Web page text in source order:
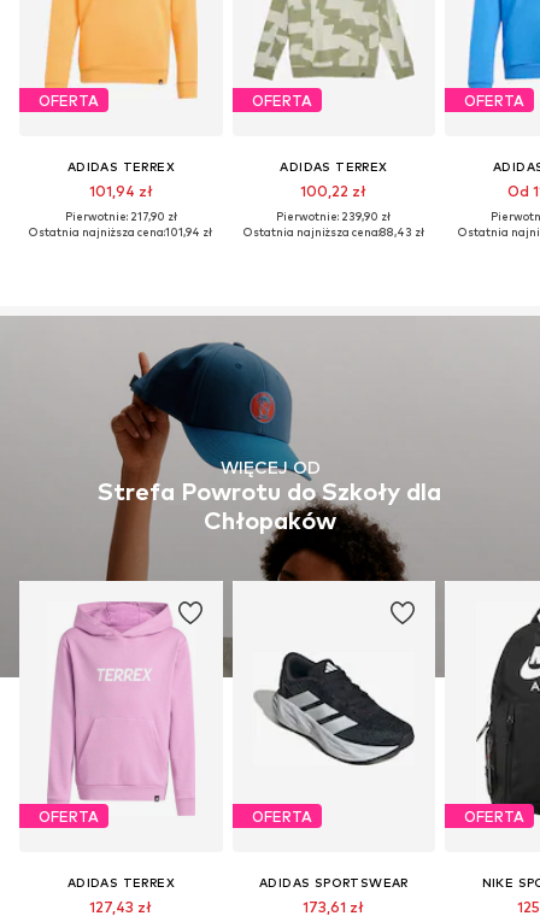
OFERTA
ADIDAS TERREX
101,94 zł
Pierwotnie: 217,90 zł
Ostatnia najniższa cena:101,94 zł
OFERTA
ADIDAS TERREX
100,22 zł
Pierwotnie: 239,90 zł
Ostatnia najniższa cena:88,43 zł
OFERTA
Od
Ostatnia
WIĘCEJ OD
Strefa Powrotu do Szkoły dla
Chłopaków
OFERTA
ADIDAS TERREX
127,43 zł
OFERTA
ADIDAS SPORTSWEAR
173,61 zł
OFERTA
NIKE